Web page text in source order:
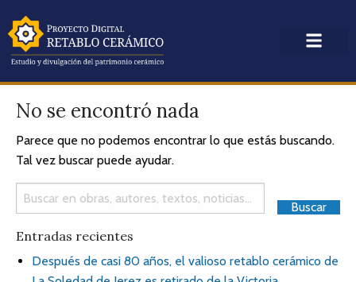
No se encontró nada
Parece que no podemos encontrar lo que estás buscando.
Tal vez buscar puede ayudar.
Entradas recientes
Después de casi 80 años, el valioso retablo cerámico de